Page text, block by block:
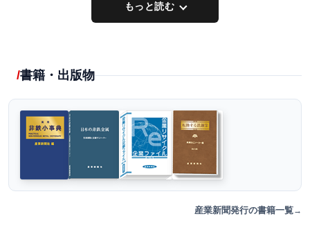
もっと読む
書籍・出版物
産業新聞発行の書籍一覧